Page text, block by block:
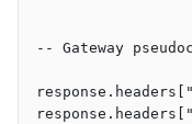
-- Gateway